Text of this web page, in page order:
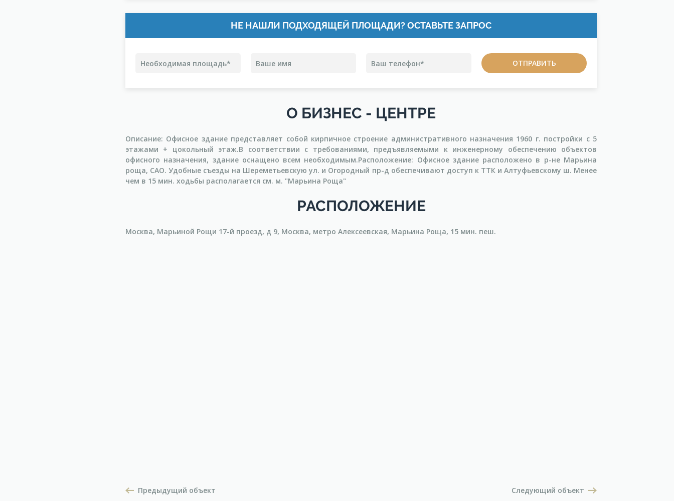
НЕ НАШЛИ ПОДХОДЯЩЕЙ ПЛОЩАДИ? ОСТАВЬТЕ ЗАПРОС
О БИЗНЕС - ЦЕНТРЕ
Описание: Офисное здание представляет собой кирпичное строение административного назначения 1960 г. постройки с 5
этажами + цокольный этаж.В соответствии с требованиями, предъявляемыми к инженерному обеспечению объектов
офисного назначения, здание оснащено всем необходимым.Расположение: Офисное здание расположено в р-не Марьина
роща, САО. Удобные съезды на Шереметьевскую ул. и Огородный пр-д обеспечивают доступ к ТТК и Алтуфьевскому ш. Менее
чем в 15 мин. ходьбы располагается см. м. "Марьина Роща"
РАСПОЛОЖЕНИЕ
Москва, Марьиной Рощи 17-й проезд, д 9, Москва, метро Алексеевская, Марьина Роща, 15 мин. пеш.
Предыдущий объект Следующий объект